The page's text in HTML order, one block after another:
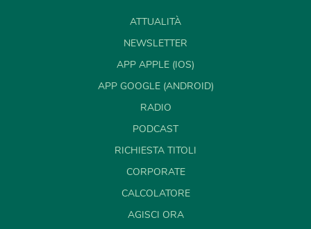
ATTUALITÀ
NEWSLETTER
APP APPLE (IOS)
APP GOOGLE (ANDROID)
RADIO
PODCAST
RICHIESTA TITOLI
CORPORATE
CALCOLATORE
AGISCI ORA